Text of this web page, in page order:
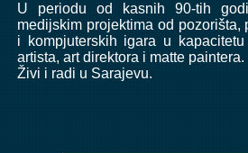
U periodu od kasnih 90-tih
medijskim projektima od pozorišta,
i kompjuterskih igara u
artista, art direktora i matte paintera.
Živi i radi u Sarajevu.